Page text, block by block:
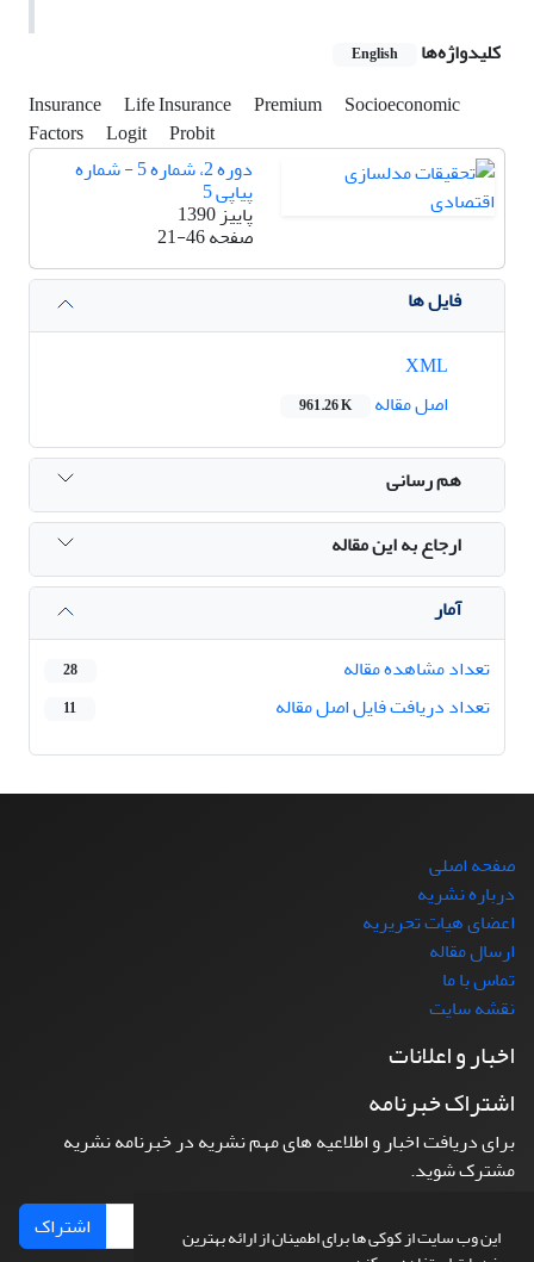
این وب سایت از کوکی ها برای اطمینان از ارائه بهترین
کلیدواژه‌ها
English
Insurance Life Insurance Premium
Socioeconomic
Factors
Logit Probit
دوره 2، شماره 5 - شماره
پیاپی 5
پاییز 1390
صفحه21-46
فایل ها
اصل مقاله
961.26 K
هم رسانی
ارجاع به این مقاله
آمار
تعداد مشاهده مقاله
28
تعداد دریافت فایل اصل مقاله 11
صفحه اصلی
درباره نشریه
اعضای هیات تحریریه
ارسال مقاله
تماس با ما
نقشه سایت
اخبار و اعلانات
اشتراک خبرنامه
برای دریافت اخبار و اطلاعیه های مهم نشریه در خبرنامه نشریه
مشترک شوید.
اشتراک